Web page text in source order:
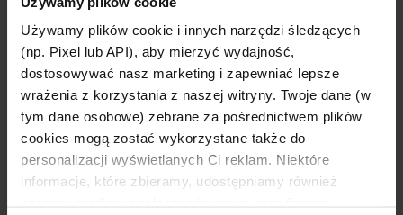
Używamy plików cookie i innych narzędzi śledzących
(np. Pixel lub API), aby mierzyć wydajność,
dostosowywać nasz marketing i zapewniać lepsze
wrażenia z korzystania z naszej witryny. Twoje dane (w
tym dane osobowe) zebrane za pośrednictwem plików
cookies mogą zostać wykorzystane także do
personalizacji wyświetlanych Ci reklam. Niektóre
informacje, które zbieramy, udostępniamy również
dniowe. Te pierwsze przeważnie nie
wystarczają na dojazd i powrót z urlopu,
dlatego kierowcy chcący jechać przez
Słowenię muszą decydować się na droższą
winietę miesięczną.
Alternatywą dla zakupu winiety miesięcznej
jest pokonanie trasy przez Słowenię
niepłatnymi drogami lokalnymi.